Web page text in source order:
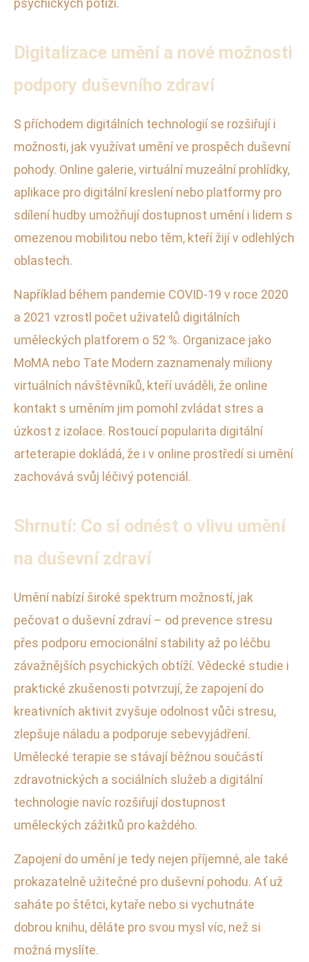
psychických potíží.
Digitalizace umění a nové možnosti
podpory duševního zdraví
S příchodem digitálních technologií se rozšiřují i
možnosti, jak využívat umění ve prospěch duševní
pohody. Online galerie, virtuální muzeální prohlídky,
aplikace pro digitální kreslení nebo platformy pro
sdílení hudby umožňují dostupnost umění i lidem s
omezenou mobilitou nebo těm, kteří žijí v odlehlých
oblastech.
Například během pandemie COVID-19 v roce 2020
a 2021 vzrostl počet uživatelů digitálních
uměleckých platforem o 52 %. Organizace jako
MoMA nebo Tate Modern zaznamenaly miliony
virtuálních návštěvníků, kteří uváděli, že online
kontakt s uměním jim pomohl zvládat stres a
úzkost z izolace. Rostoucí popularita digitální
arteterapie dokládá, že i v online prostředí si umění
zachovává svůj léčivý potenciál.
Shrnutí: Co si odnést o vlivu umění
na duševní zdraví
Umění nabízí široké spektrum možností, jak
pečovat o duševní zdraví – od prevence stresu
přes podporu emocionální stability až po léčbu
závažnějších psychických obtíží. Vědecké studie i
praktické zkušenosti potvrzují, že zapojení do
kreativních aktivit zvyšuje odolnost vůči stresu,
zlepšuje náladu a podporuje sebevyjádření.
Umělecké terapie se stávají běžnou součástí
zdravotnických a sociálních služeb a digitální
technologie navíc rozšiřují dostupnost
uměleckých zážitků pro každého.
Zapojení do umění je tedy nejen příjemné, ale také
prokazatelně užitečné pro duševní pohodu. Ať už
saháte po štětci, kytaře nebo si vychutnáte
dobrou knihu, děláte pro svou mysl víc, než si
možná myslíte.